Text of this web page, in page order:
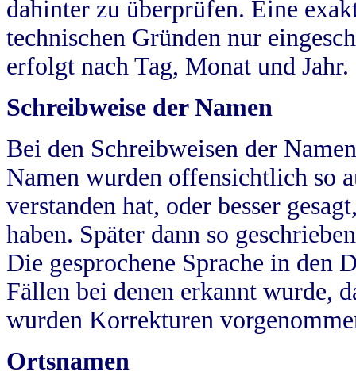
dahinter zu überprüfen. Eine
technischen Gründen nur
erfolgt nach Tag, Monat und Jahr.
Schreibweise der Namen
Bei den Schreibweisen der
Namen wurden offensichtlich so
verstanden hat, oder besser
haben. Später dann so
Die gesprochene Sprache in
Fällen bei denen erkannt wurde,
wurden Korrekturen
Ortsnamen